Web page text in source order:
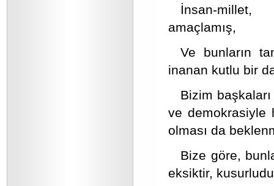
İnsan-millet,
amaçlamış,
Ve bunların
inanan kutlu bir
Bizim
ve demokrasiyle
olması da
Bize göre,
eksiktir,